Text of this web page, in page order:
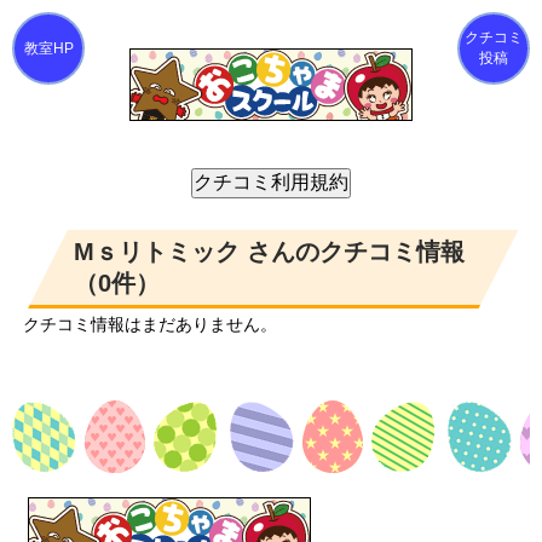
クチコミ
投稿
Mｓリトミック さんのクチコミ情報
（0件）
クチコミ情報はまだありません。